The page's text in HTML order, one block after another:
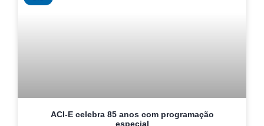
ACI-E celebra 85 anos com programação
especial